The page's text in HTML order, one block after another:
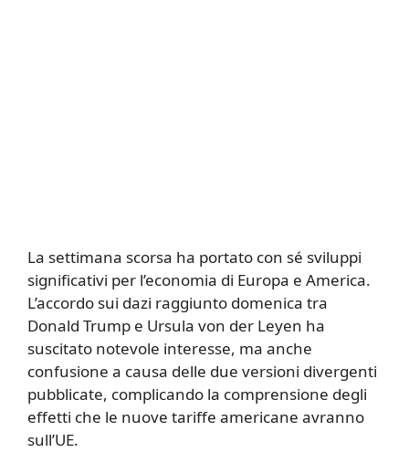
La settimana scorsa ha portato con sé sviluppi
significativi per l’economia di Europa e America.
L’accordo sui dazi raggiunto domenica tra
Donald Trump e Ursula von der Leyen ha
suscitato notevole interesse, ma anche
confusione a causa delle due versioni divergenti
pubblicate, complicando la comprensione degli
effetti che le nuove tariffe americane avranno
sull’UE.